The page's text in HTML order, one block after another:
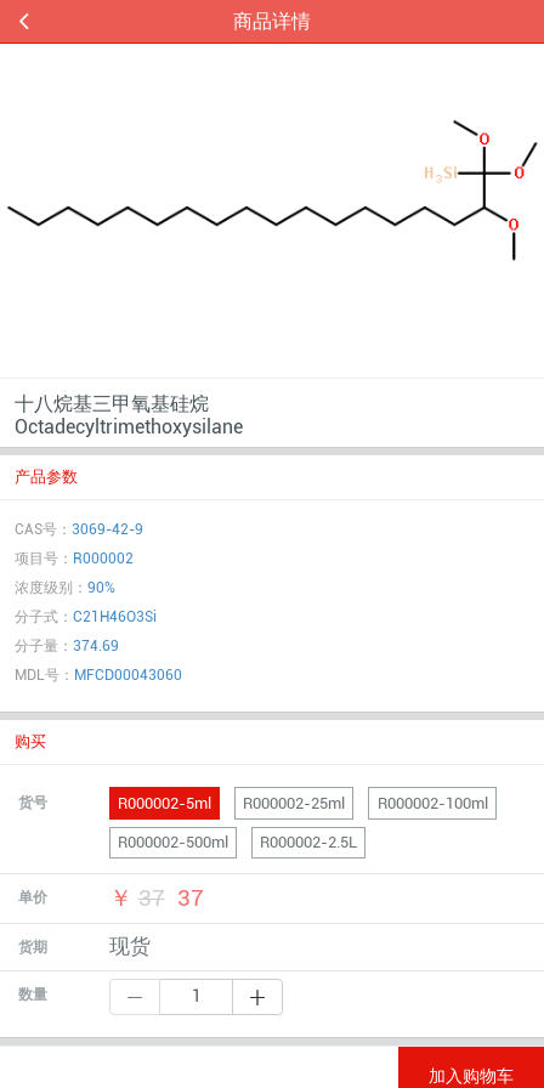
商品详情
十八烷基三甲氧基硅烷
Octadecyltrimethoxysilane
产品参数
CAS号： 3069-42-9
项目号： R000002
浓度级别： 90%
分子式： C21H46O3Si
分子量： 374.69
MDL号： MFCD00043060
购买
货号 R000002-5ml R000002-25ml R000002-100ml
R000002-500ml R000002-2.5L
单价 ￥ 37 37
货期 现货
数量
加入购物车